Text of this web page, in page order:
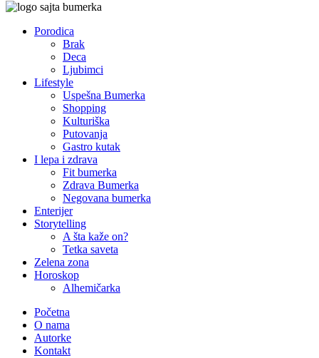
Porodica
Brak
Deca
Ljubimci
Lifestyle
Uspešna Bumerka
Shopping
Kulturiška
Putovanja
Gastro kutak
I lepa i zdrava
Fit bumerka
Zdrava Bumerka
Negovana bumerka
Enterijer
Storytelling
A šta kaže on?
Tetka saveta
Zelena zona
Horoskop
Alhemičarka
Početna
O nama
Autorke
Kontakt